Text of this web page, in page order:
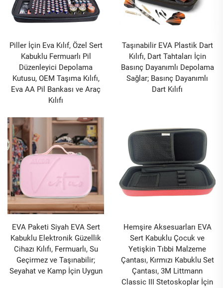
Piller İçin Eva Kılıf, Özel Sert
Kabuklu Fermuarlı Pil
Düzenleyici Depolama
Kutusu, OEM Taşıma Kılıfı,
Eva AA Pil Bankası ve Araç
Kılıfı
Taşınabilir EVA Plastik Dart
Kılıfı, Dart Tahtaları İçin
Basınç Dayanımlı Depolama
Sağlar; Basınç Dayanımlı
Dart Kılıfı
EVA Paketi Siyah EVA Sert
Kabuklu Elektronik Güzellik
Cihazı Kılıfı, Fermuarlı, Su
Geçirmez ve Taşınabilir;
Seyahat ve Kamp İçin Uygun
Hemşire Aksesuarları EVA
Sert Kabuklu Çocuk ve
Yetişkin Tıbbi Malzeme
Çantası, Kırmızı Kabuklu Set
Çantası, 3M Littmann
Classic III Stetoskoplar İçin